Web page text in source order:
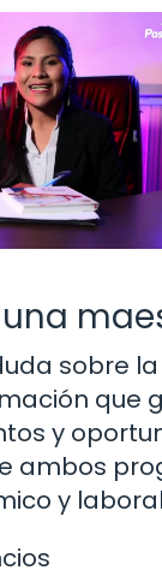
sobre
que
y
ambos
y